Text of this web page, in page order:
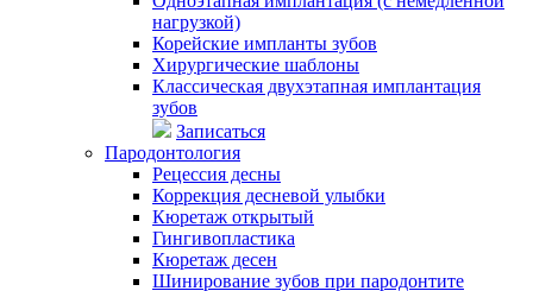
нагрузкой)
Корейские импланты зубов
Хирургические шаблоны
Классическая двухэтапная имплантация
зубов
Записаться
Пародонтология
Рецессия десны
Коррекция десневой улыбки
Кюретаж открытый
Гингивопластика
Кюретаж десен
Шинирование зубов при пародонтите